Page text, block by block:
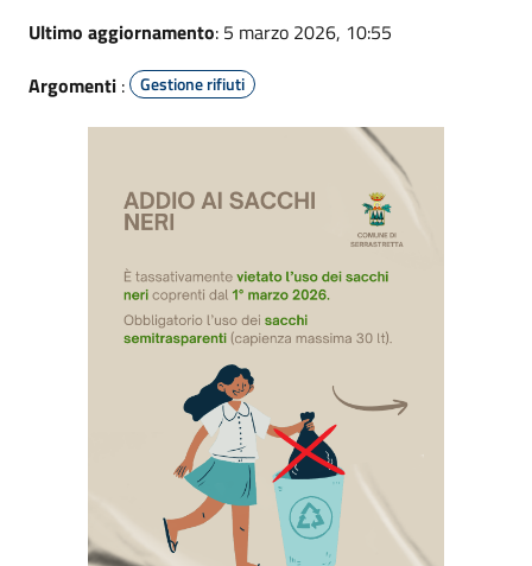
Ultimo aggiornamento: 5 marzo 2026, 10:55
Argomenti : Gestione rifiuti